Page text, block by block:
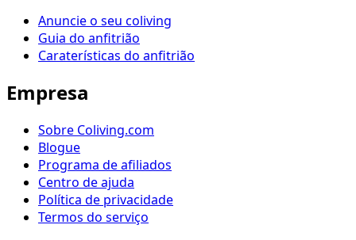
Anuncie o seu coliving
Guia do anfitrião
Caraterísticas do anfitrião
Empresa
Sobre Coliving.com
Blogue
Programa de afiliados
Centro de ajuda
Política de privacidade
Termos do serviço